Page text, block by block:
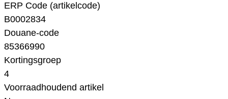
ERP Code (artikelcode)
B0002834
Douane-code
85366990
Kortingsgroep
4
Voorraadhoudend artikel